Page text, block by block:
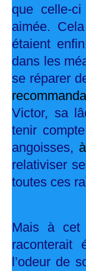
que celle-
aimée.
étaient
dans les
se réparer
Victor, sa
tenir
angoisses,
relativiser
toutes ces
Mais à cet
raconterait
l’odeur de